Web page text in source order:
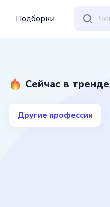
Подборки
Сейчас в тренде
Другие профессии